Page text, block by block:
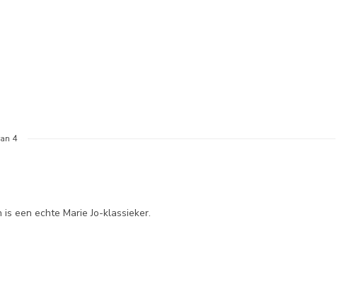
4
een echte Marie Jo-klassieker.